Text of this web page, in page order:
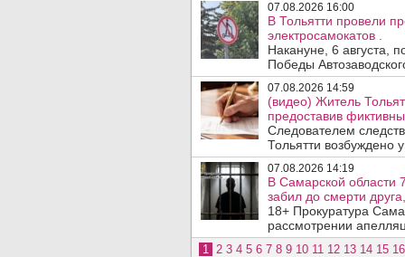
07.08.2026 16:00
В Тольятти провели
электросамокатов .
Накануне, 6 августа,
Победы
07.08.2026 14:59
(видео) Житель
предоставив
Следователем
Тольятти возбуждено
07.08.2026 14:19
В Самарской области
забил до смерти
18+ Прокуратура
рассмотрении
1 2 3 4 5 6 7 8 9 10 11 12 13 14 15 16